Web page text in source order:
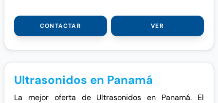
CONTACTAR VER
Ultrasonidos en Panamá
La mejor oferta de Ultrasonidos en Panamá. El